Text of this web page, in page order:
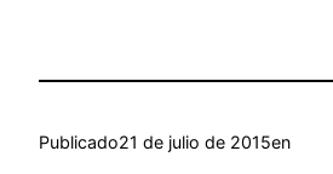
Publicado21 de julio de 2015en